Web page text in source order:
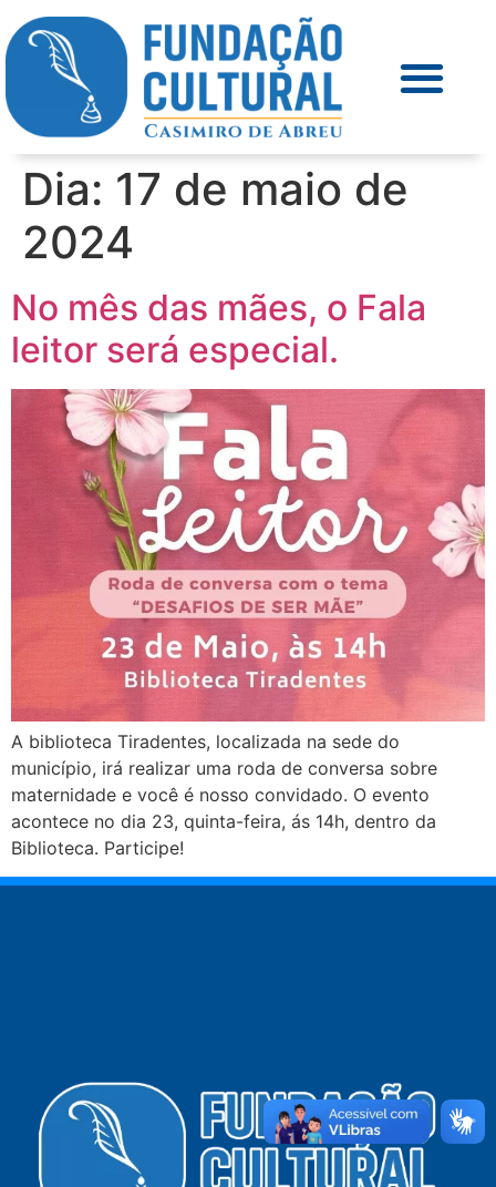
Dia: 17 de maio de
2024
No mês das mães, o Fala
leitor será especial.
A biblioteca Tiradentes, localizada na sede do
município, irá realizar uma roda de conversa sobre
maternidade e você é nosso convidado. O evento
acontece no dia 23, quinta-feira, ás 14h, dentro da
Biblioteca. Participe!